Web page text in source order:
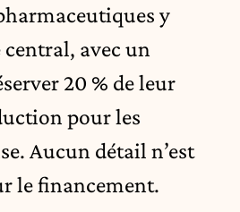
y
avec un
20 % de leur
pour les
Aucun détail n’est
le financement.